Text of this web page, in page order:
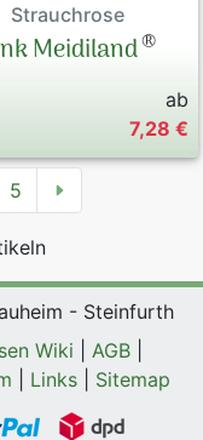
Strauchrose
Meidiland®
ab
7,28 €
5
- Steinfurth
Wiki AGB|
Links
Sitemap